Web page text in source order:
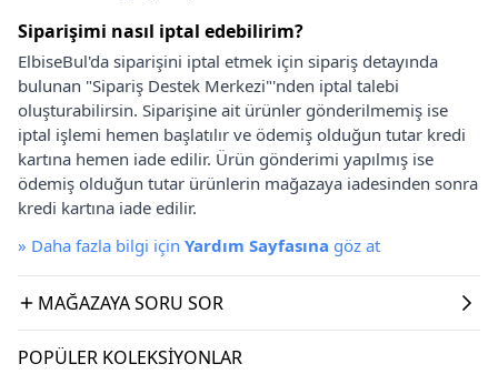
Siparişimi nasıl iptal edebilirim?
ElbiseBul'da siparişini iptal etmek için sipariş detayında
bulunan "Sipariş Destek Merkezi"'nden iptal talebi
oluşturabilirsin. Siparişine ait ürünler gönderilmemiş ise
iptal işlemi hemen başlatılır ve ödemiş olduğun tutar kredi
kartına hemen iade edilir. Ürün gönderimi yapılmış ise
ödemiş olduğun tutar ürünlerin mağazaya iadesinden sonra
kredi kartına iade edilir.
» Daha fazla bilgi için Yardım Sayfasına göz at
MAĞAZAYA SORU SOR
POPÜLER KOLEKSIYONLAR